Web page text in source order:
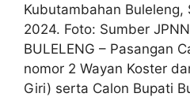
Kubutambahan
2024. Foto: Sumber
BULELENG – Pasangan
nomor 2 Wayan Koster
Giri) serta Calon Bupati